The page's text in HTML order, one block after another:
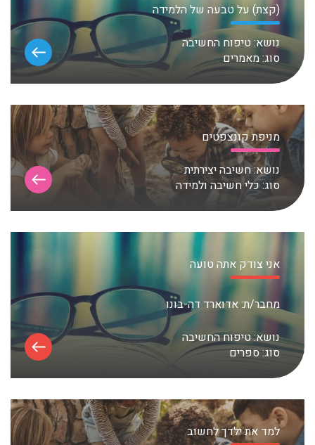
(קצת) על טבעה של הלמידה
נושא:טיפוח החשיבה
סוג:מאמרים
מניפת קונצפטים
נושא:חשיבה יצירתית
סוג:כלי חשיבה ולמידה
אני צודק אתה טועה
מחבר/ת:אדוארד דה-בונו
נושא:טיפוח החשיבה
סוג:ספרים
למד את ילדך לחשוב